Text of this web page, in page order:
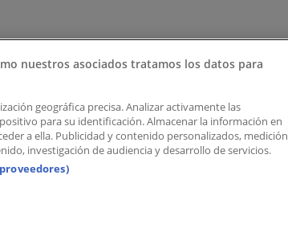
nuestros asociados tratamos los datos para
geográfica precisa. Analizar activamente las
para su identificación. Almacenar la información en
a ella. Publicidad y contenido personalizados, medición
investigación de audiencia y desarrollo de servicios.